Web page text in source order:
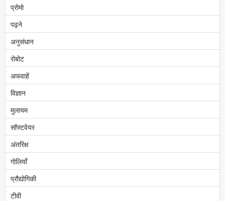
प्रोमो
पढ़ने
अनुसंधान
रोबोट
अफवाहें
विज्ञान
मुलायम
सॉफ्टवेयर
अंतरिक्ष
गोलियाँ
प्रौद्योगिकी
टीवी